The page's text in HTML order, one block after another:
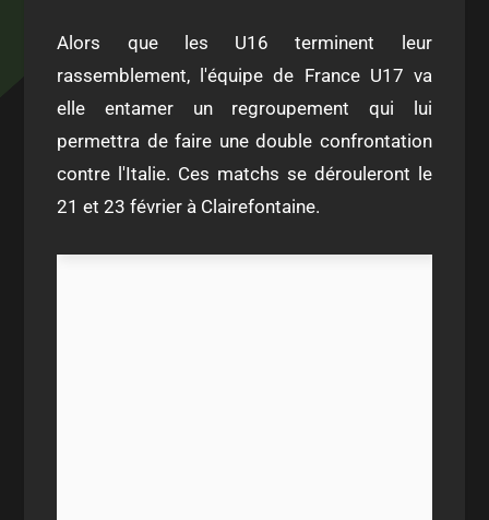
Alors que les U16 terminent leur
rassemblement, l'équipe de France U17 va
elle entamer un regroupement qui lui
permettra de faire une double confrontation
contre l'Italie. Ces matchs se dérouleront le
21 et 23 février à Clairefontaine.